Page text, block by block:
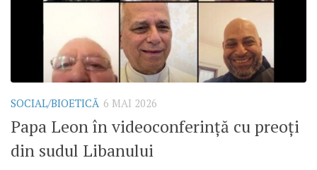
SOCIAL/BIOETICĂ 6 MAI 2026
Papa Leon în videoconferință cu preoți
din sudul Libanului